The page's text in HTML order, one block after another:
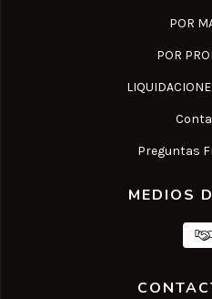
POR
POR
Preguntas
MEDIOS